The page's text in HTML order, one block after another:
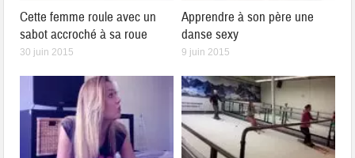
Cette femme roule avec un
sabot accroché à sa roue
30 juin 2015
Apprendre à son père une
danse sexy
9 juin 2015